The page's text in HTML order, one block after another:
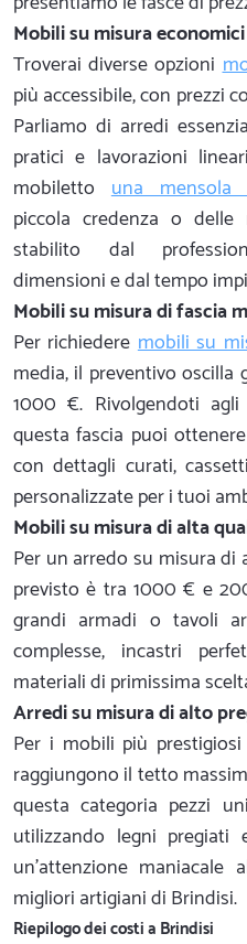
Mobili su misura economici
Troverai diverse opzioni
più accessibile, con prezzi
Parliamo di arredi
pratici e lavorazioni
mobilettouna
piccola credenza o
stabilito dal
dimensioni e dal tempo
Mobili su misura di fascia
Per richiederemobili su
media, il preventivo
1000 €. Rivolgendoti
questa fascia puoi
con dettagli curati,
personalizzate per i tuoi
Mobili su misura di alta
Per un arredo su misura
previsto è tra 1000 € e
grandi armadi o tavoli
complesse, incastri
materiali di primissima
Arredi su misura di alto
Per i mobili più
raggiungono il tetto
questa categoria pezzi
utilizzando legni pregiati
un'attenzione maniacale
migliori artigiani di Brindisi.
Riepilogo dei costi a Brindisi